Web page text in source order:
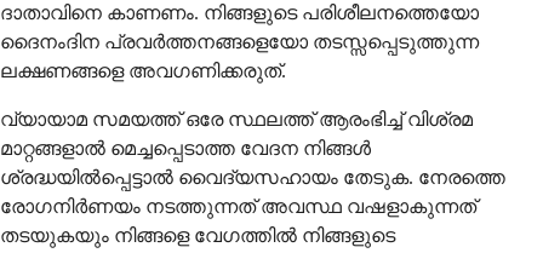
ദാതാവിനെ കാണണം. നിങ്ങളുടെ പരിശീലനത്തെയോ
ദൈനംദിന പ്രവർത്തനങ്ങളെയോ തടസ്സപ്പെടുത്തുന്ന
ലക്ഷണങ്ങളെ അവഗണിക്കരുത്.
വ്യായാമ സമയത്ത് ഒരേ സ്ഥലത്ത് ആരംഭിച്ച് വിശ്രമ
മാറ്റങ്ങളാൽ മെച്ചപ്പെടാത്ത വേദന നിങ്ങൾ
ശ്രദ്ധയിൽപ്പെട്ടാൽ വൈദ്യസഹായം തേടുക. നേരത്തെ
രോഗനിർണയം നടത്തുന്നത് അവസ്ഥ വഷളാകുന്നത്
തടയുകയും നിങ്ങളെ വേഗത്തിൽ നിങ്ങളുടെ